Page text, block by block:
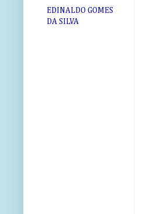
EDINALDO GOMES
DA SILVA